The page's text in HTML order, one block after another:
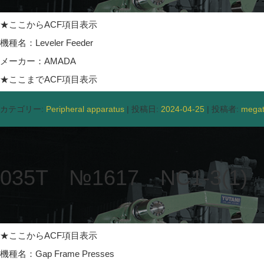
★ここからACF項目表示
機種名：Leveler Feeder
メーカー：AMADA
★ここまでACF項目表示
カテゴリー: Peripheral apparatus | 投稿日: 2024-04-25 | 投稿者:
035T №1617 NC1-3(1)
★ここからACF項目表示
機種名：Gap Frame Presses